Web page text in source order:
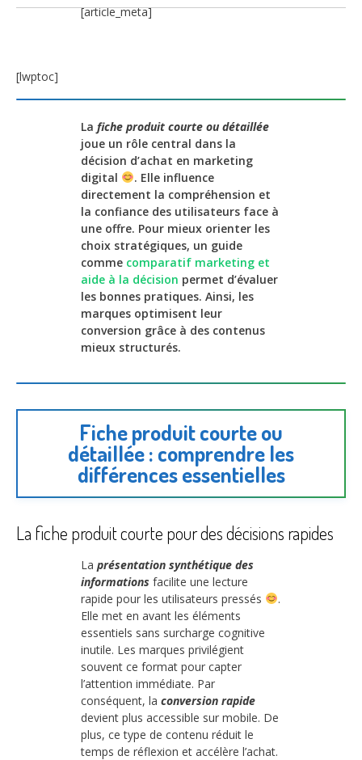
[article_meta]
[lwptoc]
La fiche produit courte ou détaillée
joue un rôle central dans la
décision d’achat en marketing
digital
. Elle influence
directement la compréhension et
la confiance des utilisateurs face à
une offre. Pour mieux orienter les
choix stratégiques, un guide
comme comparatif marketing et
aide à la décision permet d’évaluer
les bonnes pratiques. Ainsi, les
marques optimisent leur
conversion grâce à des contenus
mieux structurés.
Fiche produit courte ou
détaillée : comprendre les
différences essentielles
La fiche produit courte pour des décisions rapides
La présentation synthétique des
informations facilite une lecture
rapide pour les utilisateurs pressés
.
Elle met en avant les éléments
essentiels sans surcharge cognitive
inutile. Les marques privilégient
souvent ce format pour capter
l’attention immédiate. Par
conséquent, la conversion rapide
devient plus accessible sur mobile. De
plus, ce type de contenu réduit le
temps de réflexion et accélère l’achat.